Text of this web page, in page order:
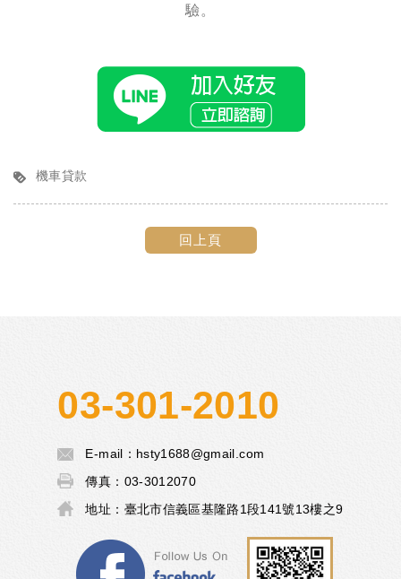
驗。
機車貸款
回上頁
03-301-2010
E-mail： hsty1688@gmail.com
傳真： 03-3012070
地址： 臺北市信義區基隆路1段141號13樓之9